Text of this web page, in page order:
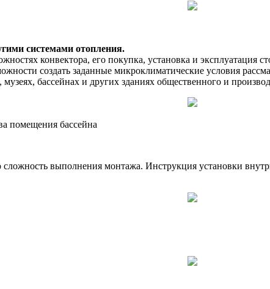
системами отопления.
конвектора, его покупка, установка и эксплуатация
создать заданные микроклиматические условия
бассейнах и других зданиях общественного и
помещения бассейна
выполнения монтажа. Инструкция установки